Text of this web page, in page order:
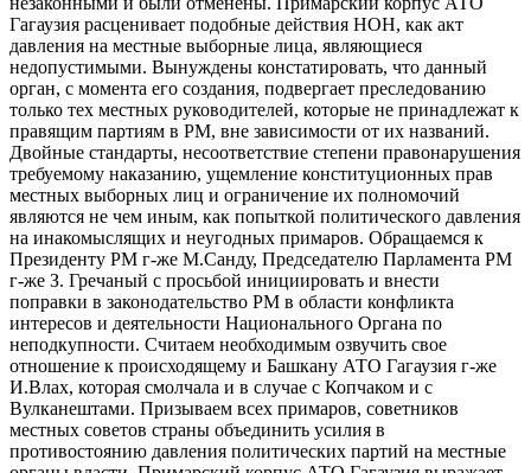
Гагаузия расценивает подобные действия НОН, как акт
давления на местные выборные лица, являющиеся
недопустимыми. Вынуждены констатировать, что данный
орган, с момента его создания, подвергает преследованию
только тех местных руководителей, которые не принадлежат к
правящим партиям в РМ, вне зависимости от их названий.
Двойные стандарты, несоответствие степени правонарушения
требуемому наказанию, ущемление конституционных прав
местных выборных лиц и ограничение их полномочий
являются не чем иным, как попыткой политического давления
на инакомыслящих и неугодных примаров. Обращаемся к
Президенту РМ г-же М.Санду, Председателю Парламента РМ
г-же З. Гречаный с просьбой инициировать и внести
поправки в законодательство РМ в области конфликта
интересов и деятельности Национального Органа по
неподкупности. Считаем необходимым озвучить свое
отношение к происходящему и Башкану АТО Гагаузия г-же
И.Влах, которая смолчала и в случае с Копчаком и с
Вулканештами. Призываем всех примаров, советников
местных советов страны объединить усилия в
противостоянию давления политических партий на местные